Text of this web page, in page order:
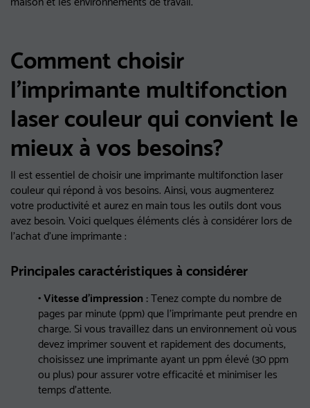
Comment choisir
l'imprimante multifonction
laser couleur qui convient le
mieux à vos besoins?
Il est essentiel de choisir une imprimante multifonction laser
couleur qui répond à vos besoins. Ainsi, vous augmenterez
votre productivité et aurez en main tous les outils dont vous
avez besoin. Voici quelques éléments clés à considérer lors de
l'achat d'une imprimante :
Principales caractéristiques à considérer
• Vitesse d'impression :Tenez compte du nombre de
pages par minute (ppm) que l'imprimante peut prendre en
charge. Si vous travaillez dans un environnement où vous
devez imprimer souvent et rapidement des documents,
choisissez une imprimante ayant un ppm élevé (30 ppm
ou plus) pour assurer votre efficacité et minimiser les
temps d'attente.